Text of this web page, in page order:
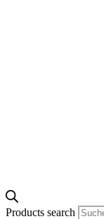
Products search